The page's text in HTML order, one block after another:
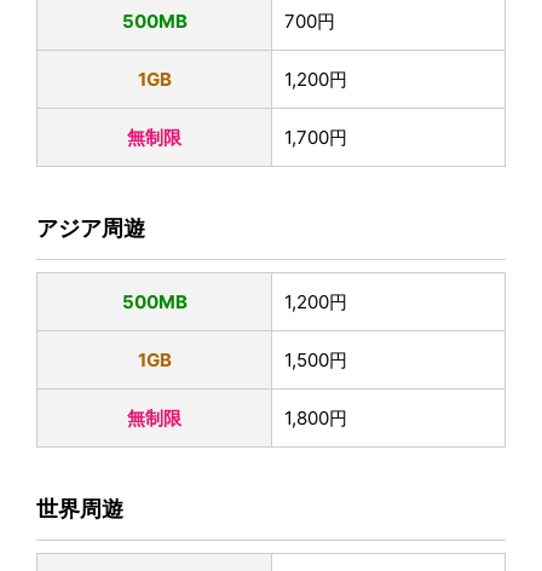
500MB 700円
1GB 1,200円
無制限 1,700円
アジア周遊
500MB 1,200円
1GB 1,500円
無制限 1,800円
世界周遊